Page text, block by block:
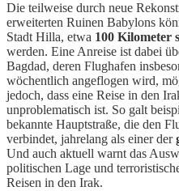
Die teilweise durch neue
erweiterten Ruinen Babylons
Stadt Hilla, etwa 100 Kilometer
werden. Eine Anreise ist dabei
Bagdad, deren Flughafen
wöchentlich angeflogen wird,
jedoch, dass eine Reise in den
unproblematisch ist. So galt
bekannte Hauptstraße, die den
verbindet, jahrelang als einer der
Und auch aktuell warnt das
politischen Lage und
Reisen in den Irak.